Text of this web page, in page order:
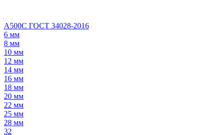
А500С ГОСТ 34028-2016
6 мм
8 мм
10 мм
12 мм
14 мм
16 мм
18 мм
20 мм
22 мм
25 мм
28 мм
32